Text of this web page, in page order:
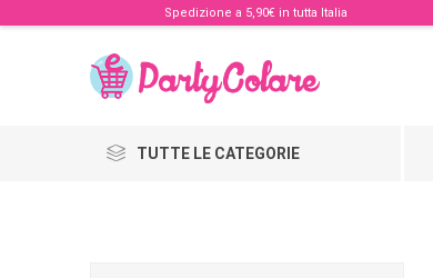
Spedizione a 5,90€ in tutta Italia
TUTTE LE CATEGORIE